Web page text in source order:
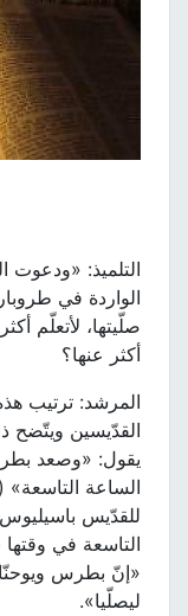
التلميذ: «ودعوت
الواردة في
صلّيتها، لأتعلّم
أكثر عنها؟
المرشد: ترتيب
القدّيسين ويتّضح
يقول: «وصعد بطرس
التاسعة في وقتها
«إنّ بطرس ويوحنّا
ليصلّيا».